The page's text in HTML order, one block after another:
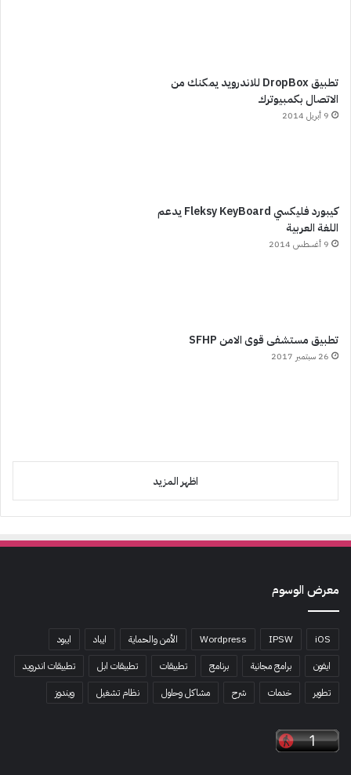
تطبيق DropBox للاندرويد يمكنك من
الاتصال بكمبيوترك
9 أبريل 2014
كيبورد فليكسي Fleksy KeyBoard يدعم
اللغة العربية
9 أغسطس 2014
تطبيق مستشفى قوى الامن SFHP
26 سبتمبر 2017
اظهر المزيد
معرض الوسوم
iOS
IPSW
Wordpress الأمن والحماية ايباد
ايبود
ايفون
برامج مجانية برنامج تطبيقات تطبيقات ابل
تطبيقات اندرويد
تطوير
خدمات شرح مشاكل وحلول نظام تشغيل ويندوز